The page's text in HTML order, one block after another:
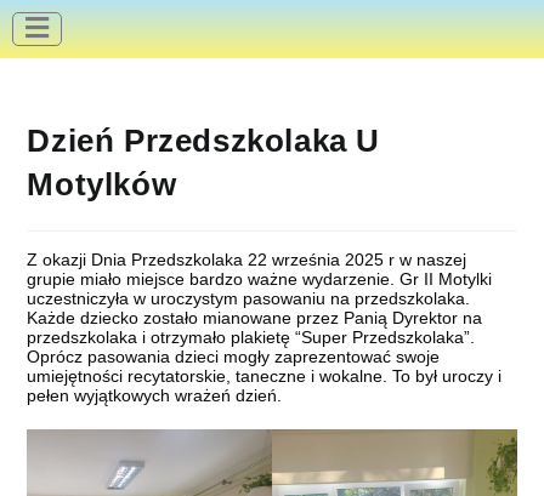
treści
Dzień Przedszkolaka U
Motylków
Z okazji Dnia Przedszkolaka 22 września 2025 r w naszej
grupie miało miejsce bardzo ważne wydarzenie. Gr II Motylki
uczestniczyła w uroczystym pasowaniu na przedszkolaka.
Każde dziecko zostało mianowane przez Panią Dyrektor na
przedszkolaka i otrzymało plakietę “Super Przedszkolaka”.
Oprócz pasowania dzieci mogły zaprezentować swoje
umiejętności recytatorskie, taneczne i wokalne. To był uroczy i
pełen wyjątkowych wrażeń dzień.